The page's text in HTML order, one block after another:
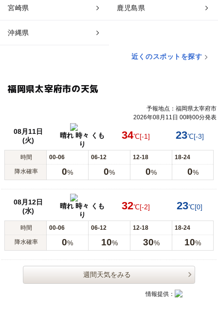
宮崎県 鹿児島県
沖縄県
近くのスポットを探す
福岡県太宰府市の天気
予報地点：福岡県太宰府市
2026年08月11日 00時00分発表
08月11日
(火)
晴れ 時々 くも
り
34℃[-1] 23℃[-3]
時間 00-06 06-12 12-18 18-24
降水確率 0% 0% 0% 0%
08月12日
(水)
晴れ 時々 くも
り
32℃[-2] 23℃[0]
時間 00-06 06-12 12-18 18-24
降水確率 0% 10% 30% 10%
週間天気をみる
情報提供：